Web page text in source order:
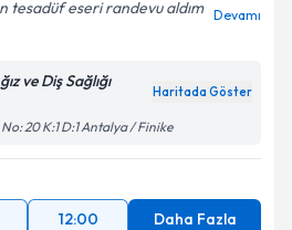
tesadüf eseri randevu aldım Devamı
ve Diş Sağlığı
Haritada Göster
20 K:1 D:1 Antalya / Finike
12:00 Daha Fazla